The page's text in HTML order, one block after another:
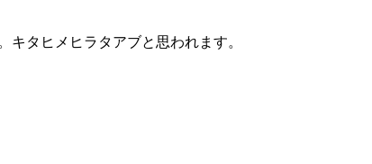
キタヒメヒラタアブと思われます。